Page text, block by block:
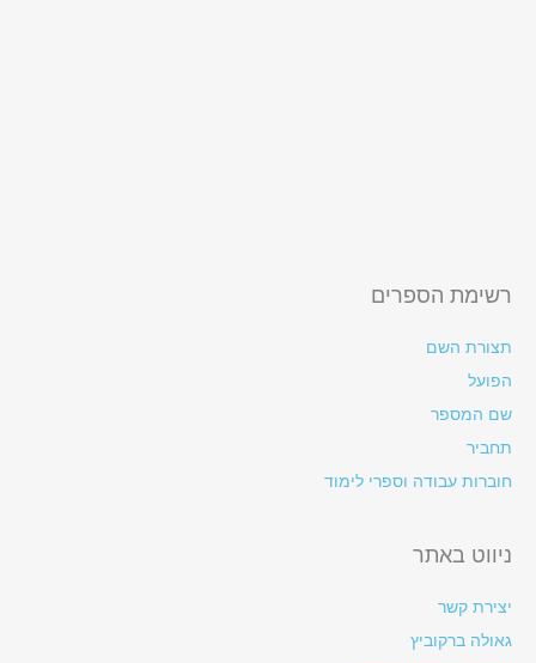
רשימת הספרים
תצורת השם
הפועל
שם המספר
תחביר
חוברות עבודה וספרי לימוד
ניווט באתר
יצירת קשר
גאולה ברקוביץ